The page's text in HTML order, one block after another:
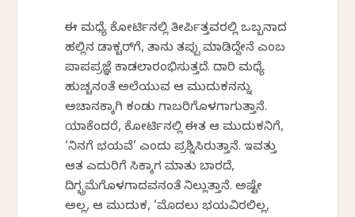
ಈ ಮಧ್ಯೆ ಕೋರ್ಟಿನಲ್ಲಿ ತೀರ್ಪಿತ್ತವರಲ್ಲಿ ಒಬ್ಬನಾದ
ಹಲ್ಲಿನ ಡಾಕ್ಟರ್‌ಗೆ, ತಾನು ತಪ್ಪು ಮಾಡಿದ್ದೇನೆ ಎಂಬ
ಪಾಪಪ್ರಜ್ಞೆ ಕಾಡಲಾರಂಭಿಸುತ್ತದೆ. ದಾರಿ ಮಧ್ಯೆ
ಹುಚ್ಚನಂತೆ ಅಲೆಯುವ ಆ ಮುದುಕನನ್ನು
ಅಚಾನಕ್ಕಾಗಿ ಕಂಡು ಗಾಬರಿಗೊಳಗಾಗುತ್ತಾನೆ.
ಯಾಕೆಂದರೆ, ಕೋರ್ಟಿನಲ್ಲಿ ಈತ ಆ ಮುದುಕನಿಗೆ,
‘ನಿನಗೆ ಭಯವೆ’ ಎಂದು ಪ್ರಶ್ನಿಸಿರುತ್ತಾನೆ. ಇವತ್ತು
ಆತ ಎದುರಿಗೆ ಸಿಕ್ಕಾಗ ಮಾತು ಬಾರದೆ,
ದಿಗ್ಭ್ರಮೆಗೊಳಗಾದವನಂತೆ ನಿಲ್ಲುತ್ತಾನೆ. ಅಷ್ಟೇ
ಅಲ್ಲ, ಆ ಮುದುಕ, ‘ಮೊದಲು ಭಯವಿರಲಿಲ್ಲ,